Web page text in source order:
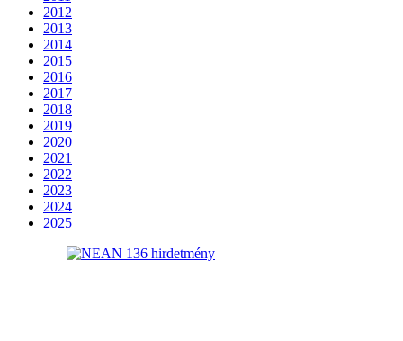
2012
2013
2014
2015
2016
2017
2018
2019
2020
2021
2022
2023
2024
2025